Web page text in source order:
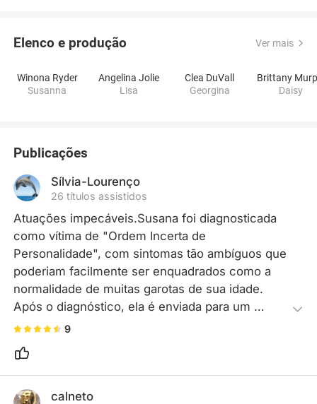
Elenco e produção Ver mais
Winona Ryder
Susanna
Angelina Jolie
Lisa
Clea DuVall
Georgina
Daisy
Publicações
Sílvia-Lourenço
26 títulos assistidos
Atuações impecáveis.Susana foi diagnosticada
como vítima de "Ordem Incerta de
Personalidade", com sintomas tão ambíguos que
poderiam facilmente ser enquadrados como a
normalidade de muitas garotas de sua idade.
Após o diagnóstico, ela é enviada para um
hospital psiquiátrico.
9
calneto